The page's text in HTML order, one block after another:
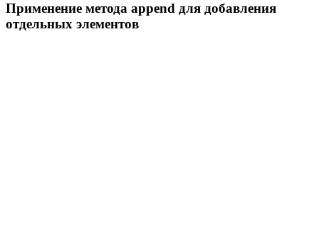
Применение метода append для добавления
отдельных элементов